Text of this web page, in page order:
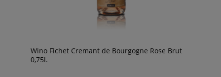
Wino Fichet Cremant de Bourgogne Rose Brut
0,75l.